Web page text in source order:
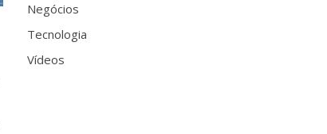
Negócios
Tecnologia
Vídeos